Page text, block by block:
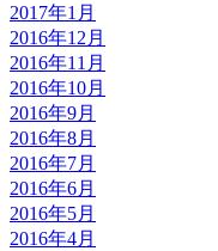
2017年1月
2016年12月
2016年11月
2016年10月
2016年9月
2016年8月
2016年7月
2016年6月
2016年5月
2016年4月